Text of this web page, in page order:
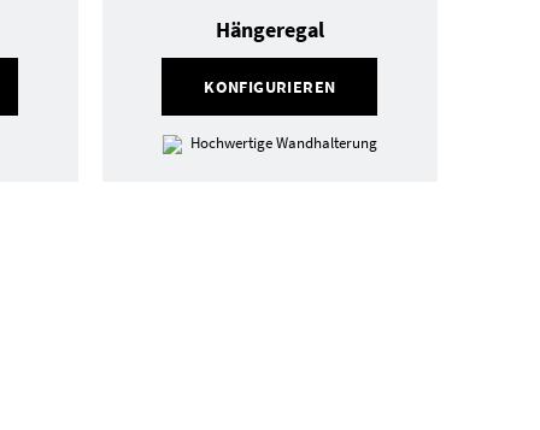
KONFIGURIEREN
Hängeregal
Hochwertige Wandhalterung